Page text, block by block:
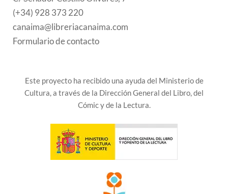
(+34) 928 373 220
canaima@libreriacanaima.com
Formulario de contacto
Este proyecto ha recibido una ayuda del Ministerio de
Cultura, a través de la Dirección General del Libro, del
Cómic y de la Lectura.